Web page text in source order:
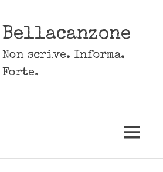
Bellacanzone
Non scrive. Informa.
Forte.
MENU